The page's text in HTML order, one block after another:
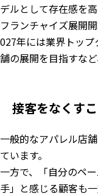
デルとして存在感を高
フランチャイズ展開
027年には業界トッ
舗の展開を目指すな
接客をなくす
一般的なアパレル店
ています。
一方で、「自分のペ
手」と感じる顧客も一